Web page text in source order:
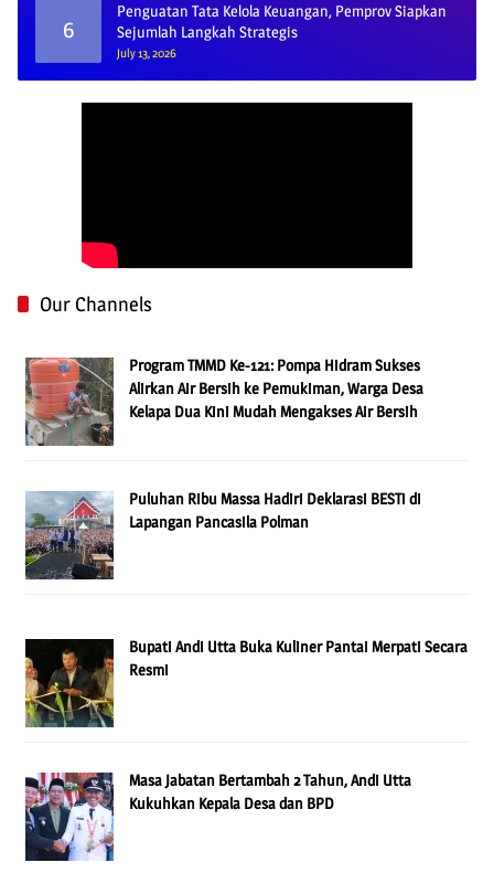
6
Penguatan Tata Kelola Keuangan, Pemprov Siapkan
Sejumlah Langkah Strategis
July 13, 2026
Our Channels
Program TMMD Ke-121: Pompa Hidram Sukses
Alirkan Air Bersih ke Pemukiman, Warga Desa
Kelapa Dua Kini Mudah Mengakses Air Bersih
Puluhan Ribu Massa Hadiri Deklarasi BESTi di
Lapangan Pancasila Polman
Bupati Andi Utta Buka Kuliner Pantai Merpati Secara
Resmi
Masa Jabatan Bertambah 2 Tahun, Andi Utta
Kukuhkan Kepala Desa dan BPD